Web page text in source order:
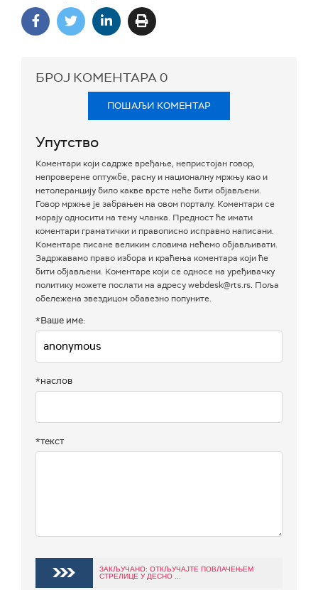
БРОЈ КОМЕНТАРА0
ПОШАЉИ КОМЕНТАР
Упутство
Коментари који садрже вређање, непристојан говор,
непроверене оптужбе, расну и националну мржњу као и
нетолеранцију било какве врсте неће бити објављени.
Говор мржње је забрањен на овом порталу. Коментари се
морају односити на тему чланка. Предност ће имати
коментари граматички и правописно исправно написани.
Коментаре писане великим словима нећемо објављивати.
Задржавамо право избора и краћења коментара који ће
бити објављени. Коментаре који се односе на уређивачку
политику можете послати на адресу webdesk@rts.rs. Поља
обележена звездицом обавезно попуните.
*Ваше име:
*наслов
*текст
ЗАКЉУЧАНО: ОТКЉУЧАЈТЕ ПОВЛАЧЕЊЕМ
СТРЕЛИЦЕ У ДЕСНО ...